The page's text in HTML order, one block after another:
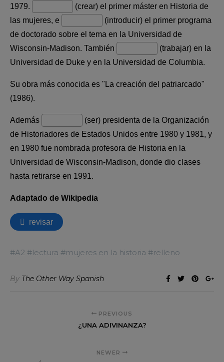
#A2 #lectura #mujeres en la historia #relleno
By The Other Way Spanish
PREVIOUS
¿UNA ADIVINANZA?
NEWER